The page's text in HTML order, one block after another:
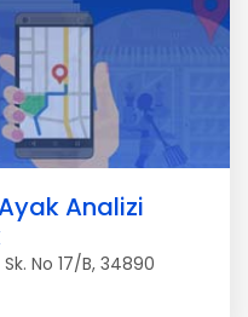
Analizi
No 17/B, 34890